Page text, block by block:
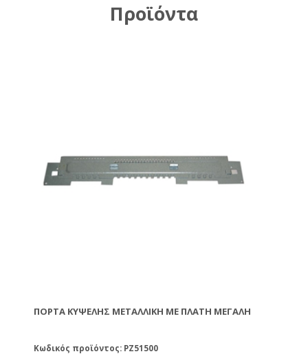
Προϊόντα
ΠΌΡΤΑ ΚΥΨΈΛΗΣ ΜΕΤΑΛΛΙΚΉ ΜΕ ΠΛΆΤΗ ΜΕΓΆΛΗ
Κωδικός προϊόντος: PZ51500